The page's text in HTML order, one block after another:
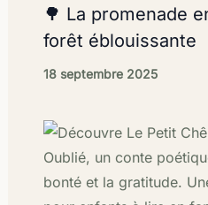
🌳 La promenade
forêt éblouissante
18 septembre 2025